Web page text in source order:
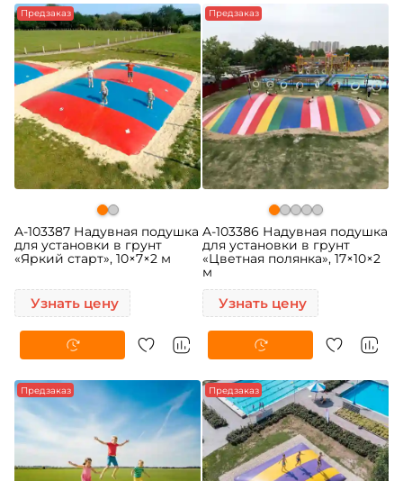
Предзаказ
A-103387 Надувная подушка
для установки в грунт
«Яркий старт», 10×7×2 м
Узнать цену
Предзаказ
A-103386 Надувная подушка
для установки в грунт
«Цветная полянка», 17×10×2
м
Узнать цену
Предзаказ Предзаказ